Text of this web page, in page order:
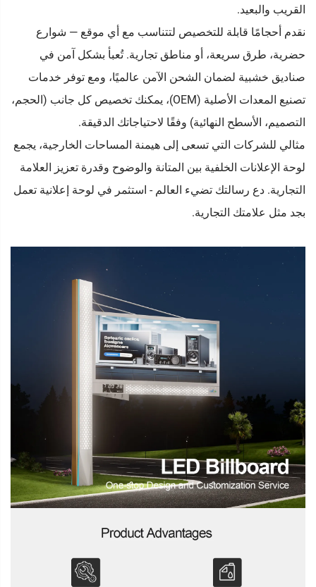
القريب والبعيد.
نقدم أحجامًا قابلة للتخصيص لتتناسب مع أي موقع — شوارع
حضرية، طرق سريعة، أو مناطق تجارية. تُعبأ بشكل آمن في
صناديق خشبية لضمان الشحن الآمن عالميًا، ومع توفر خدمات
تصنيع المعدات الأصلية (OEM)، يمكنك تخصيص كل جانب (الحجم،
التصميم، الأسطح النهائية) وفقًا لاحتياجاتك الدقيقة.
مثالي للشركات التي تسعى إلى هيمنة المساحات الخارجية، يجمع
لوحة الإعلانات الخلفية بين المتانة والوضوح وقدرة تعزيز العلامة
التجارية. دع رسالتك تضيء العالم - استثمر في لوحة إعلانية تعمل
بجد مثل علامتك التجارية.